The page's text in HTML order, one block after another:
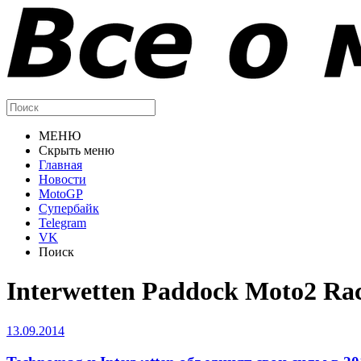
МЕНЮ
Скрыть меню
Главная
Новости
MotoGP
Супербайк
Telegram
VK
Поиск
Interwetten Paddock Moto2
13.09.2014